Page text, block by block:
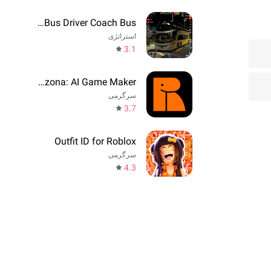
Real Bus Driver Coach Bus
استراتژی
3.1
Rezona: AI Game Maker
سرگرمی
3.7
Outfit ID for Roblox
سرگرمی
4.3